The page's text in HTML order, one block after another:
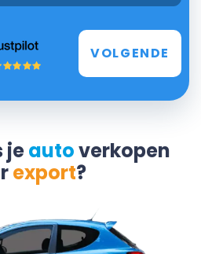
VOLGENDE
jeautoverkopen
export?